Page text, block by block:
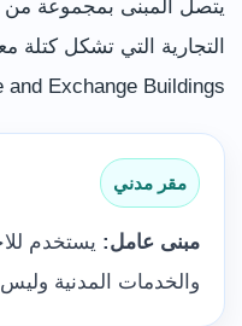
يتصل المبنى بمجموعة من
and Exchange Buildings.
مقر مدني
مبنى عامل: يستخدم
والخدمات المدنية وليس